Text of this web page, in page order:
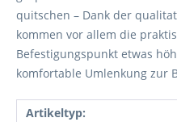
quitschen – Dank der
kommen vor allem die
Befestigungspunkt etwas
komfortable Umlenkung zur
Artikeltyp: